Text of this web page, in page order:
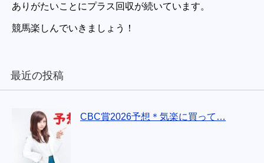
ありがたいことにプラス回収が続いています。
競馬楽しんでいきましょう！
最近の投稿
CBC賞2026予想＊気楽に買って…